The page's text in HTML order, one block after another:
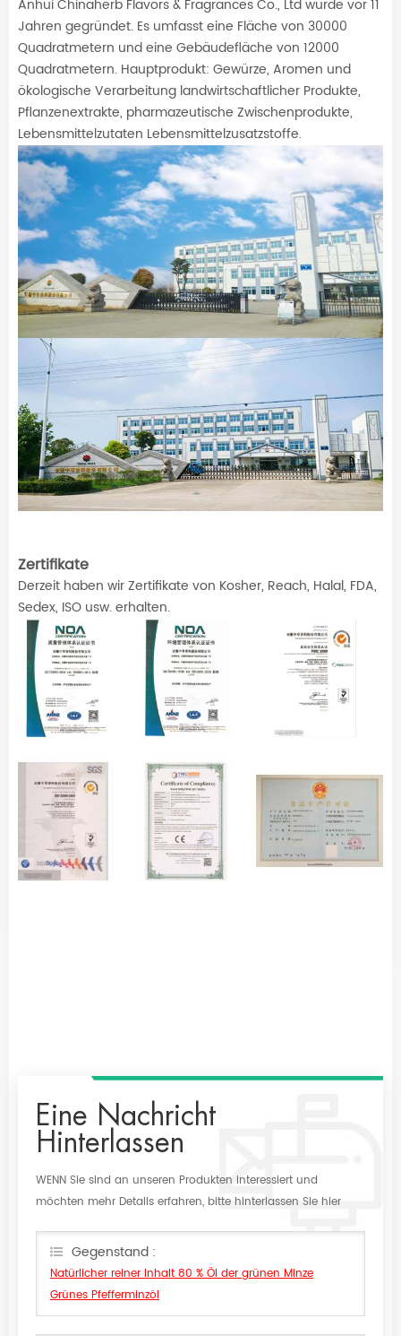
Anhui Chinaherb Flavors & Fragrances Co., Ltd wurde vor 11
Jahren gegründet. Es umfasst eine Fläche von 30000
Quadratmetern und eine Gebäudefläche von 12000
Quadratmetern. Hauptprodukt: Gewürze, Aromen und
ökologische Verarbeitung landwirtschaftlicher Produkte,
Pflanzenextrakte, pharmazeutische Zwischenprodukte,
Lebensmittelzutaten Lebensmittelzusatzstoffe.
Zertifikate
Derzeit haben wir Zertifikate von Kosher, Reach, Halal, FDA,
Sedex, ISO usw. erhalten.
Eine Nachricht
Hinterlassen
WENN Sie sind an unseren Produkten interessiert und
möchten mehr Details erfahren, bitte hinterlassen Sie hier
Gegenstand :
Natürlicher reiner Inhalt 80 % Öl der grünen Minze
Grünes Pfefferminzöl